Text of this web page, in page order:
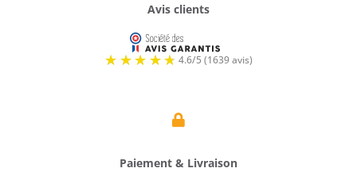
Avis clients

Paiement & Livraison